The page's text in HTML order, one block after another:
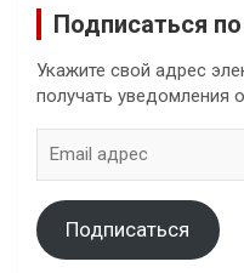
Подписаться
Укажите свой адрес
получать уведомления
адрес
Подписаться